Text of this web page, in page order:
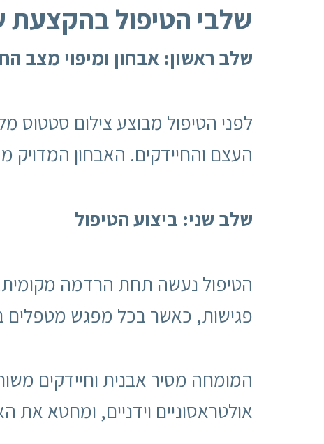
שלבי הטיפול בהקצעת
שלב ראשון: אבחון ומיפוי מצב
לפני הטיפול מבוצע צילום
העצם והחיידקים. האבחון המדויק
שלב שני: ביצוע הטיפול
פגישות, כאשר בכל מפגש מטפלים
המומחה מסיר אבנית וחיידקים
אולטראסוניים וידניים, ומחטא את